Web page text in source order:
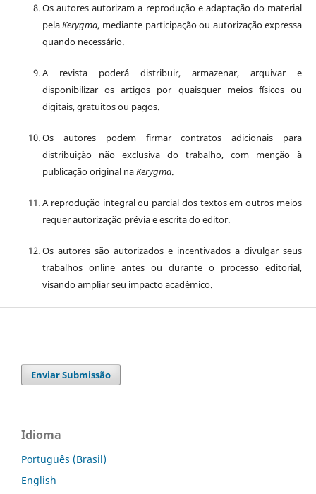
Os autores autorizam a reprodução e adaptação do material
pelaKerygma, mediante participação ou autorização expressa
quando necessário.
A revista poderá distribuir, armazenar, arquivar e
disponibilizar os artigos por quaisquer meios físicos ou
digitais, gratuitos ou pagos.
Os autores podem firmar contratos adicionais para
distribuição não exclusiva do trabalho, com menção à
publicação original naKerygma.
A reprodução integral ou parcial dos textos em outros meios
requer autorização prévia e escrita do editor.
Os autores são autorizados e incentivados a divulgar seus
trabalhos online antes ou durante o processo editorial,
visando ampliar seu impacto acadêmico.
Enviar Submissão
Idioma
Português (Brasil)
English